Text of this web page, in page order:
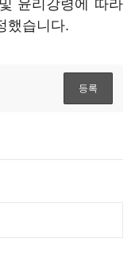
윤리강령에 따라
했습니다.